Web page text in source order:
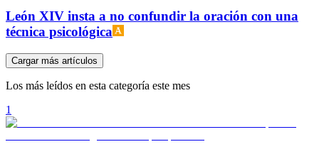
León XIV insta a no confundir la oración con una
técnica psicológica
Cargar más artículos
Los más leídos en esta categoría este mes
1